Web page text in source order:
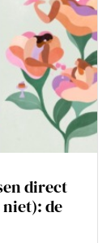
direct
de